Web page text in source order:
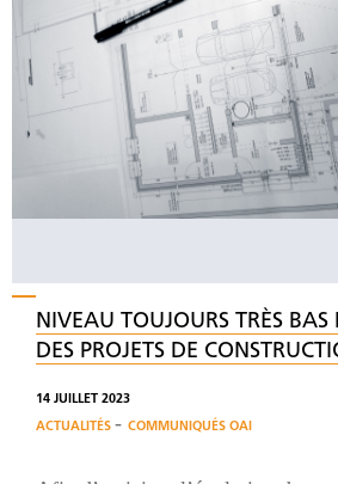
NIVEAU TOUJOURS TRÈS
DES PROJETS DE
14 JUILLET 2023
ACTUALITÉS - COMMUNIQUÉS OAI